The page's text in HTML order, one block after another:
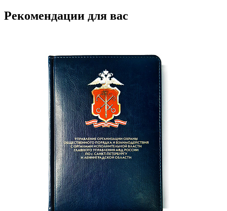
Рекомендации для вас